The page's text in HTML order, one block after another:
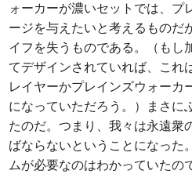
ォーカーが濃いセットでは、プ
ージを与えたいと考えるものだ
イフを失うものである。（もし
てデザインされていれば、これ
レイヤーかプレインズウォーカ
になっていただろう。）まさに
たのだ。つまり、我々は永遠衆
ばならないということになった
ムが必要なのはわかっていたの